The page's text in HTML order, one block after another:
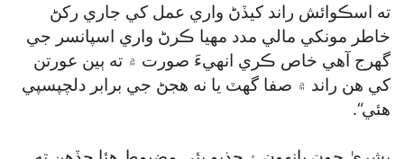
ته اسڪوائش راند کيڏڻ واري عمل کي جاري رکڻ
خاطر مونکي مالي مدد مهيا ڪرڻ واري اسپانسر جي
گھرج آهي خاص ڪري انهيءَ صورت ۾ ته ٻين عورتن
کي هن راند ۾ صفا گھٽ يا نه هجڻ جي برابر دلچپسپي
هئي“.